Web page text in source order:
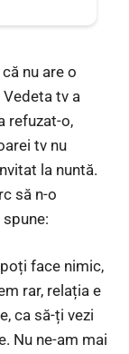
nu are o
tv a
refuzat-o,
tv nu
la nuntă.
să n-o
poți face nimic,
rar, relația e
ca să-ți vezi
Nu ne-am mai